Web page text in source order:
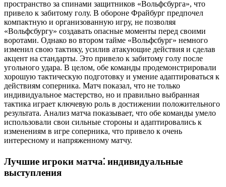
пространство за спинами защитников «Вольфсбурга», что
привело к забитому голу. В обороне Фрайбург предпочел
компактную и организованную игру, не позволяя
«Вольфсбургу» создавать опасные моменты перед своими
воротами. Однако во втором тайме «Вольфсбург» немного
изменил свою тактику, усилив атакующие действия и сделав
акцент на стандарты. Это привело к забитому голу после
угольного удара. В целом, обе команды продемонстрировали
хорошую тактическую подготовку и умение адаптироваться к
действиям соперника. Матч показал, что не только
индивидуальное мастерство, но и правильно выбранная
тактика играет ключевую роль в достижении положительного
результата. Анализ матча показывает, что обе команды умело
использовали свои сильные стороны и адаптировались к
изменениям в игре соперника, что привело к очень
интересному и напряженному матчу.
Лучшие игроки матча⁚ индивидуальные
выступления